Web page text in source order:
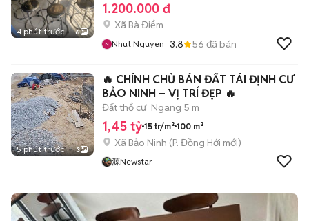
4 phút trước 6
1.200.000 đ
Xã Bà Điểm
Nhut Nguyen 3.8 56 đã bán
5 phút trước 3
🔥 CHÍNH CHỦ BÁN ĐẤT TÁI ĐỊNH CƯ
BẢO NINH – VỊ TRÍ ĐẸP 🔥
Đất thổ cư Ngang 5 m
1,45 tỷ 15 tr/m² 100 m²
Xã Bảo Ninh (P. Đồng Hới mới)
源Newstar